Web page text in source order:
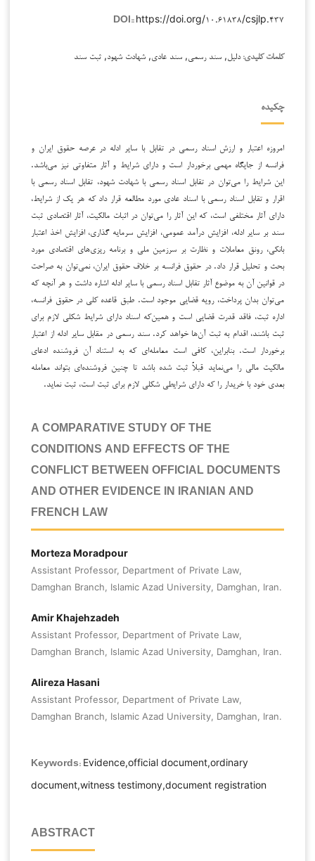
DOI:: https://doi.org/۱۰.۶۱۸۳۸/csjlp.۴۳۷
کلمات کلیدی:دلیل, سند رسمی, سند عادی, شهادت شهود, ثبت سند
چکیده
امروزه اعتبار و ارزش اسناد رسمی در تقابل با سایر ادله در عرصه حقوق ایران و
فرانسه از جایگاه مهمی برخوردار است و دارای شرایط و آثار متفاوتی نیز می‌باشد.
این شرایط را می‌توان در تقابل اسناد رسمی با شهادت شهود، تقابل اسناد رسمی با
اقرار و تقابل اسناد رسمی با اسناد عادی مورد مطالعه قرار داد که هر یک از شرایط،
دارای آثار مختلفی است، که این آثار را می‌توان در اثبات مالکیت، آثار اقتصادی ثبت
سند بر سایر ادله، افزایش درآمد عمومی، افزایش سرمایه گذاری، افزایش اخذ اعتبار
بانکی، رونق معاملات و نظارت بر سرزمین ملی و برنامه ریزی‌های اقتصادی مورد
بحث و تحلیل قرار داد. در حقوق فرانسه بر خلاف حقوق ایران، نمی‌توان به صراحت
در قوانین آن به موضوع آثار تقابل اسناد رسمی با سایر ادله اشاره داشت و هر آنچه که
می‌توان بدان پرداخت، رویه قضایی موجود است. طبق قاعده کلی در حقوق فرانسه،
اداره ثبت، فاقد‌ قدرت قضایی است و همین‌که اسناد دارای شرایط شکلی لازم برای
ثبت باشند، اقدام‌ به ثبت آن‌ها خواهد‌ کرد‌. سند رسمی در مقابل سایر ادله از اعتبار
برخوردار است. بنابراین، کافی است معامله‌ای که به استناد آن فروشنده ادعای
مالکیت‌ مالی را می‌نماید قبلاً ثبت شده باشد تا چنین فروشنده‌ای بتواند معامله
بعدی خود با خریدار را که‌ دارای شرایطی‌ شکلی لازم برای ثبت است، ثبت نماید.
A COMPARATIVE STUDY OF THE
CONDITIONS AND EFFECTS OF THE
CONFLICT BETWEEN OFFICIAL DOCUMENTS
AND OTHER EVIDENCE IN IRANIAN AND
FRENCH LAW
Morteza Moradpour
Assistant Professor, Department of Private Law,
Damghan Branch, Islamic Azad University, Damghan, Iran.
Amir Khajehzadeh
Assistant Professor, Department of Private Law,
Damghan Branch, Islamic Azad University, Damghan, Iran.
Alireza Hasani
Assistant Professor, Department of Private Law,
Damghan Branch, Islamic Azad University, Damghan, Iran.
Keywords: Evidence,official document,ordinary
document,witness testimony,document registration
ABSTRACT